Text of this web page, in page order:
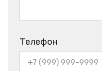
Телефон